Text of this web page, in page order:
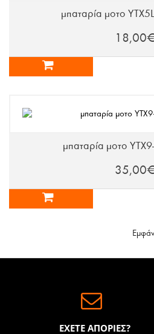
μπαταρία μοτο
μπαταρία μοτο
ΕΧΕΤΕ ΑΠΟΡΙΕΣ?